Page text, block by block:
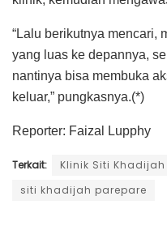
“Lalu berikutnya mencari,
yang luas ke depannya,
nantinya bisa membuka
keluar,” pungkasnya.(*)
Reporter: Faizal Lupphy
Terkait: Klinik Siti Khadijah
siti khadijah parepare